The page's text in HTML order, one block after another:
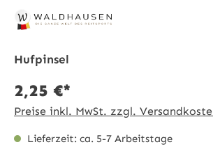
Hufpinsel
2,25 €*
Preise inkl. MwSt. zzgl.
Lieferzeit: ca. 5-7 Arbeitstage